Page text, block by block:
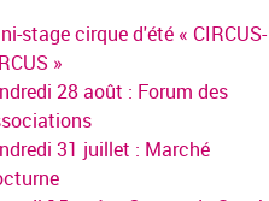
stage cirque d'été « CIRCUS-
»
28 août : Forum des
31 juillet : Marché